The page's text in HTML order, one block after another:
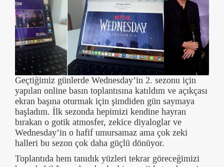
Geçtiğimiz günlerde Wednesday’in 2. sezonu için
yapılan online basın toplantısına katıldım ve açıkçası
ekran başına oturmak için şimdiden gün saymaya
başladım. İlk sezonda hepimizi kendine hayran
bırakan o gotik atmosfer, zekice diyaloglar ve
Wednesday’in o hafif umursamaz ama çok zeki
halleri bu sezon çok daha güçlü dönüyor.
Toplantıda hem tanıdık yüzleri tekrar göreceğimizi